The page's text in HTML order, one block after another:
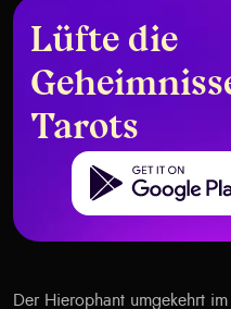
Lüfte die
Tarots
Get it on Google Play
Der Hierophant umgekehrt